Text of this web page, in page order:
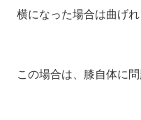
横になった場合は曲げ
この場合は、膝自体に